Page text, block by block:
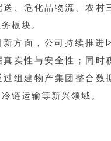
、危化品物流、农村
板块。
新方面，公司持续推进
真实性与安全性；同时
组建物产集团整合数
链运输等新兴领域。